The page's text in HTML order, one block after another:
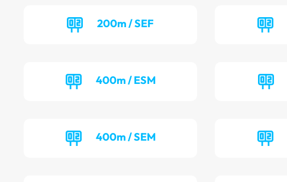
200m / SEF
400m / ESM
400m / SEM